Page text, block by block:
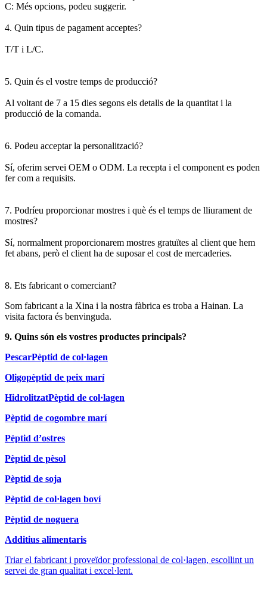
C: Més opcions, podeu suggerir.
4. Quin tipus de pagament acceptes?
T/T i L/C.
5. Quin és el vostre temps de producció?
Al voltant de 7 a 15 dies segons els detalls de la quantitat i la
producció de la comanda.
6. Podeu acceptar la personalització?
Sí, oferim servei OEM o ODM. La recepta i el component es poden
fer com a requisits.
7. Podríeu proporcionar mostres i què és el temps de lliurament de
mostres?
Sí, normalment proporcionarem mostres gratuïtes al client que hem
fet abans, però el client ha de suposar el cost de mercaderies.
8. Ets fabricant o comerciant?
Som fabricant a la Xina i la nostra fàbrica es troba a Hainan. La
visita factora és benvinguda.
9. Quins són els vostres productes principals?
PescarPèptid de col·lagen
Oligopèptid de peix marí
HidrolitzatPèptid de col·lagen
Pèptid de cogombre marí
Pèptid d’ostres
Pèptid de pèsol
Pèptid de soja
Pèptid de col·lagen boví
Pèptid de noguera
Additius alimentaris
Triar el fabricant i proveïdor professional de col·lagen, escollint un
servei de gran qualitat i excel·lent.